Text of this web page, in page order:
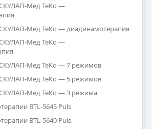
Мед ТеКо —
Мед ТеКо — диадинамотерапия
Мед ТеКо —
Мед ТеКо — 7 режимов
Мед ТеКо — 5 режимов
Мед ТеКо — 3 режима
BTL-5645 Puls
BTL-5640 Puls